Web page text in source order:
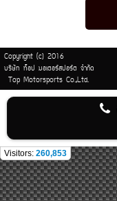
Copyright (c) 2016
บริษัท ท็อป มอเตอร์สปอร์ต จำกัด
Top Motorsports Co.,Ltd.
Visitors: 260,853